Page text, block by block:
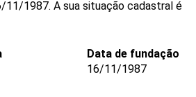
11/1987. A sua situação cadastral é
Data de fundação
16/11/1987